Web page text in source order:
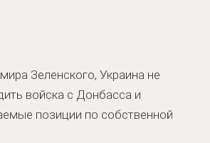
Зеленского, Украина не
войска с Донбасса и
позиции по собственной